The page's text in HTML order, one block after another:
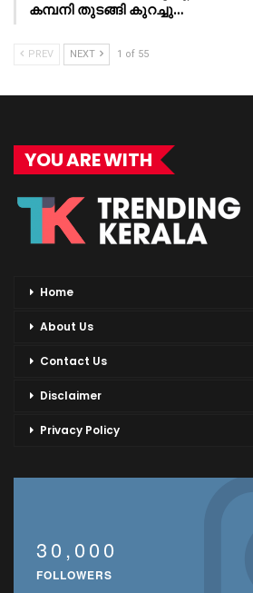
കമ്പനി തുടങ്ങി കുറച്ചു…
PREV NEXT 1 of 55
YOU ARE WITH
Home
About Us
Contact Us
Disclaimer
Privacy Policy
30,000
FOLLOWERS